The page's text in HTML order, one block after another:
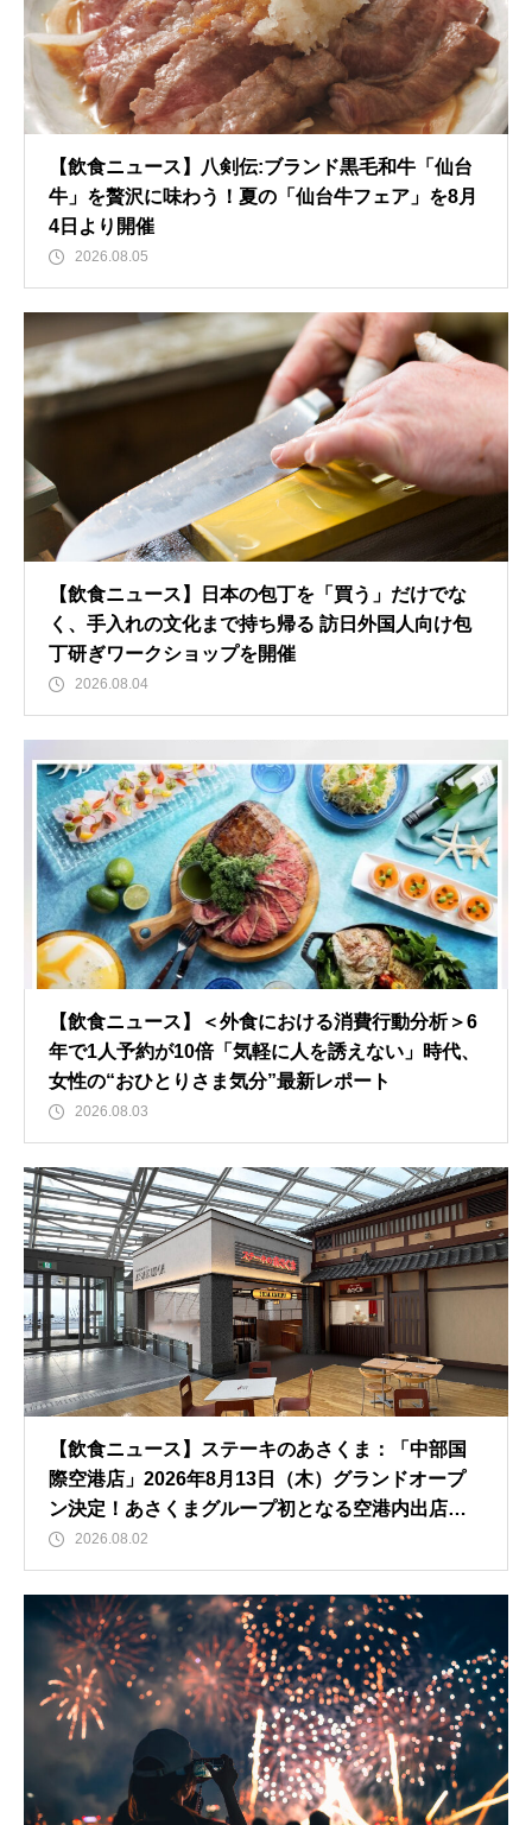
【飲食ニュース】八剣伝:ブランド黒毛和牛「仙台
牛」を贅沢に味わう！夏の「仙台牛フェア」を8月
4日より開催
2026.08.05
【飲食ニュース】日本の包丁を「買う」だけでな
く、手入れの文化まで持ち帰る 訪日外国人向け包
丁研ぎワークショップを開催
2026.08.04
【飲食ニュース】＜外食における消費行動分析＞6
年で1人予約が10倍「気軽に人を誘えない」時代、
女性の“おひとりさま気分”最新レポート
2026.08.03
【飲食ニュース】ステーキのあさくま：「中部国
際空港店」2026年8月13日（木）グランドオープ
ン決定！あさくまグループ初となる空港内出店、8
月10日（月）にはメディア内覧会も開催！
2026.08.02